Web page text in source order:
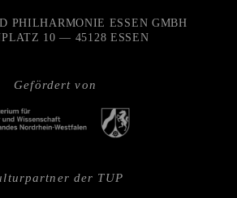
Gefördert von
PHILHARMONIE ESSEN GMBH
10 — 45128 ESSEN
der TUP